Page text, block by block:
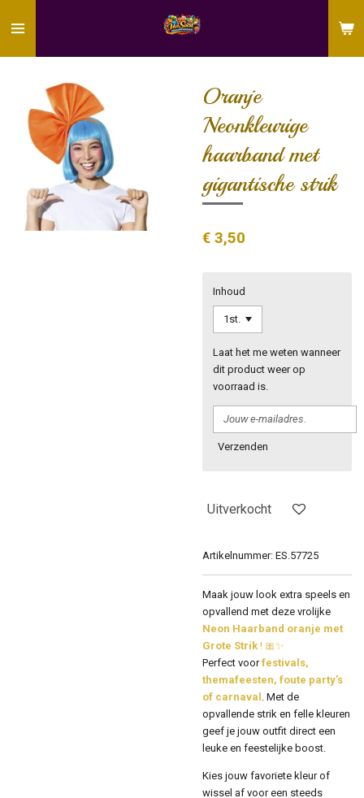
direct
hoofdinhoud
Oranje
Neonkleurige
haarband met
gigantische strik
€ 3,50
Inhoud
Laat het me weten wanneer
dit product weer op
voorraad is.
Verzenden
Uitverkocht
Artikelnummer: ES.57725
Maak jouw look extra speels en
opvallend met deze vrolijke
Neon Haarband oranje met
Grote Strik ! 🎀✨
Perfect voorfestivals,
themafeesten, foute party’s
of carnaval . Met de
opvallende strik en felle kleuren
geef je jouw outfit direct een
leuke en feestelijke boost.
Kies jouw favoriete kleur of
wissel af voor een steeds